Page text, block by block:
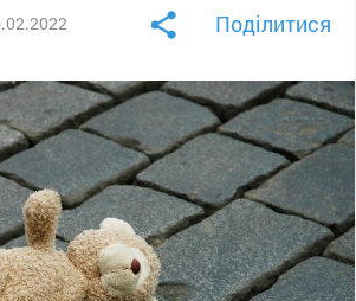
Поділитися